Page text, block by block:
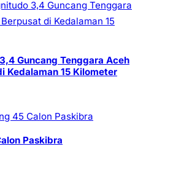
Guncang Tenggara Aceh
Kedalaman 15 Kilometer
Paskibra